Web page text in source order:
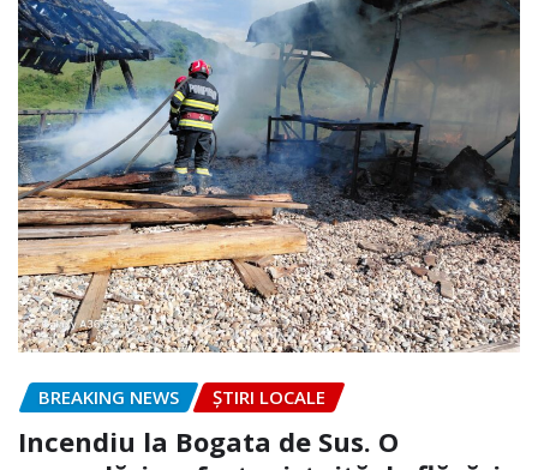
BREAKING NEWS ȘTIRI LOCALE
Incendiu la Bogata de Sus. O